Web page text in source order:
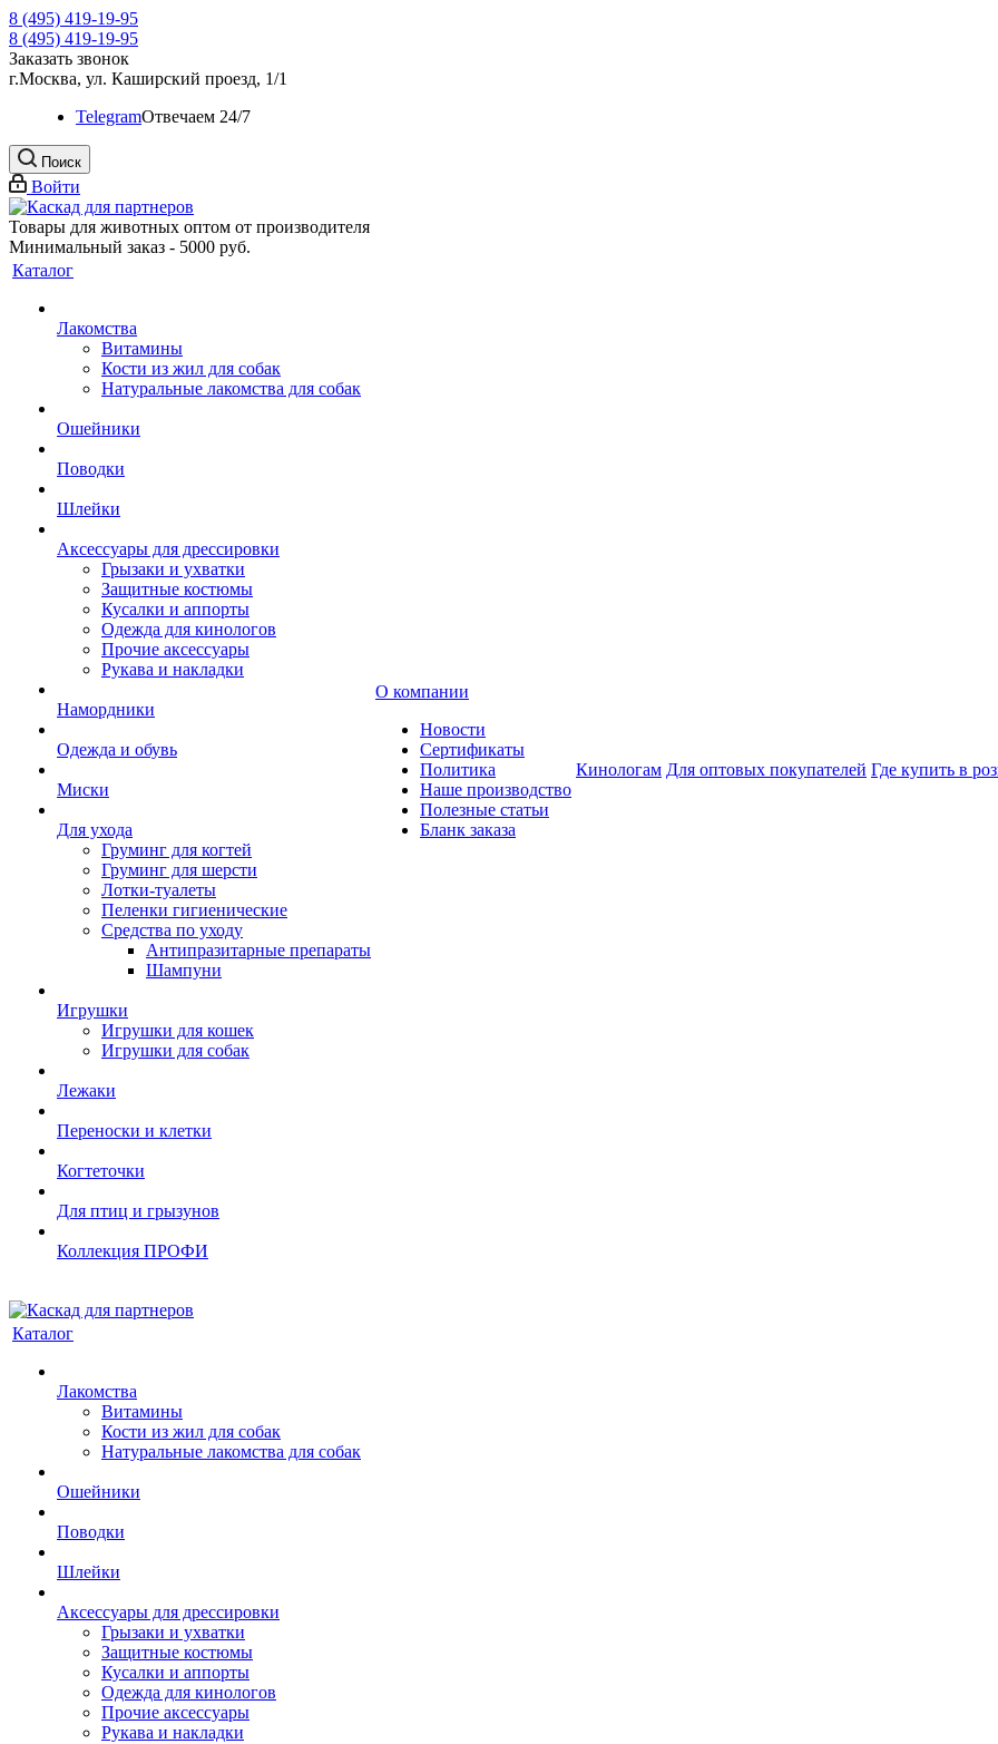
8 (495) 419-19-95
8 (495) 419-19-95
Заказать звонок
г.Москва, ул. Каширский проезд, 1/1
TelegramOтвечаем 24/7
Поиск
Войти
Товары для животных оптом от производителя
Минимальный заказ - 5000 руб.
Каталог
Лакомства
Витамины
Кости из жил для собак
Натуральные лакомства для собак
Ошейники
Поводки
Шлейки
Аксессуары для дрессировки
Грызаки и ухватки
Защитные костюмы
Кусалки и аппорты
Одежда для кинологов
Прочие аксессуары
Рукава и накладки
Намордники
Одежда и обувь
Миски
Для ухода
Груминг для когтей
Груминг для шерсти
Лотки-туалеты
Пеленки гигиенические
Средства по уходу
Антипразитарные препараты
Шампуни
Игрушки
Игрушки для кошек
Игрушки для собак
Лежаки
Переноски и клетки
Когтеточки
Для птиц и грызунов
Коллекция ПРОФИ
О компании
Новости
Сертификаты
Политика
Наше производство
Полезные статьи
Бланк заказа
Кинологам Для оптовых покупателей Где купить в
Каталог
Лакомства
Витамины
Кости из жил для собак
Натуральные лакомства для собак
Ошейники
Поводки
Шлейки
Аксессуары для дрессировки
Грызаки и ухватки
Защитные костюмы
Кусалки и аппорты
Одежда для кинологов
Прочие аксессуары
Рукава и накладки